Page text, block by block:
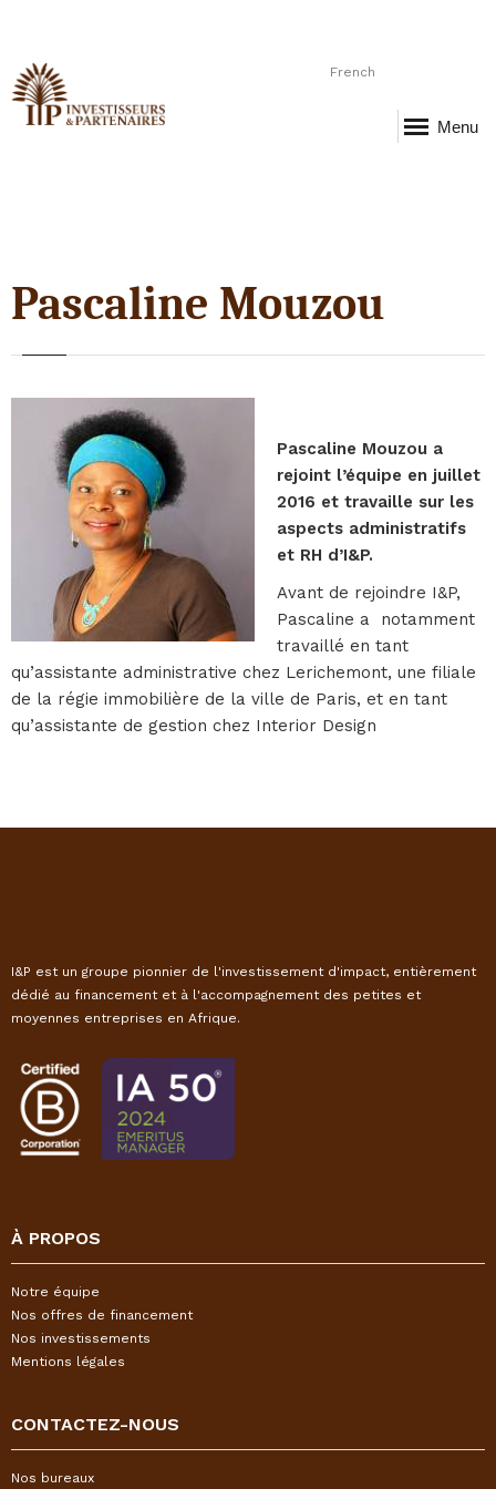
French
Menu
Pascaline Mouzou
Pascaline Mouzou a
rejoint l’équipe en juillet
2016 et travaille sur les
aspects administratifs
et RH d’I&P.
Avant de rejoindre I&P,
Pascaline a notamment
travaillé en tant
qu’assistante administrative chez Lerichemont, une filiale
de la régie immobilière de la ville de Paris, et en tant
qu’assistante de gestion chez Interior Design
I&P est un groupe pionnier de l'investissement d'impact, entièrement
dédié au financement et à l'accompagnement des petites et
moyennes entreprises en Afrique.
À PROPOS
Notre équipe
Nos offres de financement
Nos investissements
Mentions légales
CONTACTEZ-NOUS
Nos bureaux